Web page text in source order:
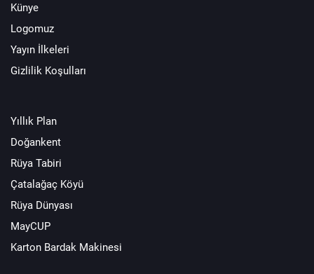
Künye
Logomuz
Yayın İlkeleri
Gizlilik Koşulları
Yıllık Plan
Doğankent
Rüya Tabiri
Çatalağaç Köyü
Rüya Dünyası
MayCUP
Karton Bardak Makinesi